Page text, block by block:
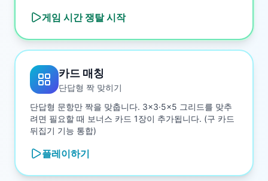
게임 시간 쟁탈시작
카드 매칭
단답형 짝 맞히기
단답형 문항만 짝을 맞춥니다. 3×3·5×5 그리드를 맞추
려면 필요할 때 보너스 카드 1장이 추가됩니다. (구 카드
뒤집기 기능 통합)
플레이하기